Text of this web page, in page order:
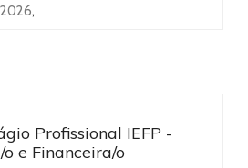
2026,
Profissional IEFP -
e Financeira/o